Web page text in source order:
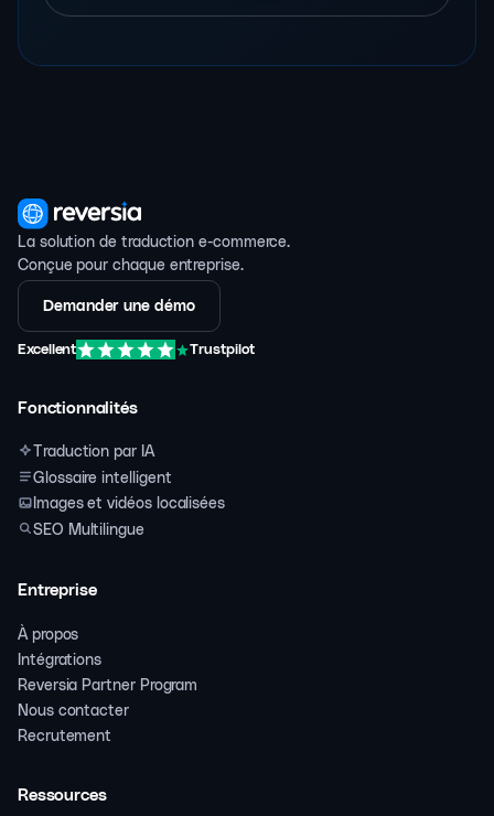
La solution de traduction e-commerce.
Conçue pour chaque entreprise.
Demander une démo
Excellent Trustpilot
Fonctionnalités
Traduction par IA
Glossaire intelligent
Images et vidéos localisées
SEO Multilingue
Entreprise
À propos
Intégrations
Reversia Partner Program
Nous contacter
Recrutement
Ressources